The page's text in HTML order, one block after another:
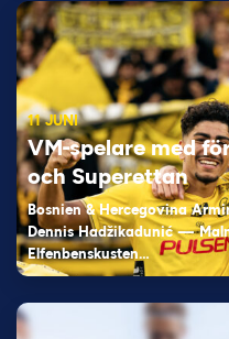
11 JUNI
VM-spelare med
och Superettan
Bosnien & Hercegovina
Dennis Hadžikadunić —
Elfenbenskusten…